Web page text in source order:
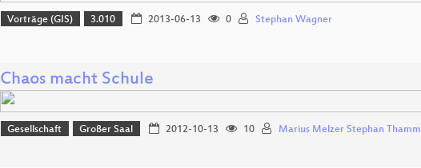
Vorträge (GIS) 3.010 2013-06-13 0 Stephan Wagner
Chaos macht Schule
Gesellschaft Großer Saal 2012-10-13 10 Marius Melzer Stephan Thamm